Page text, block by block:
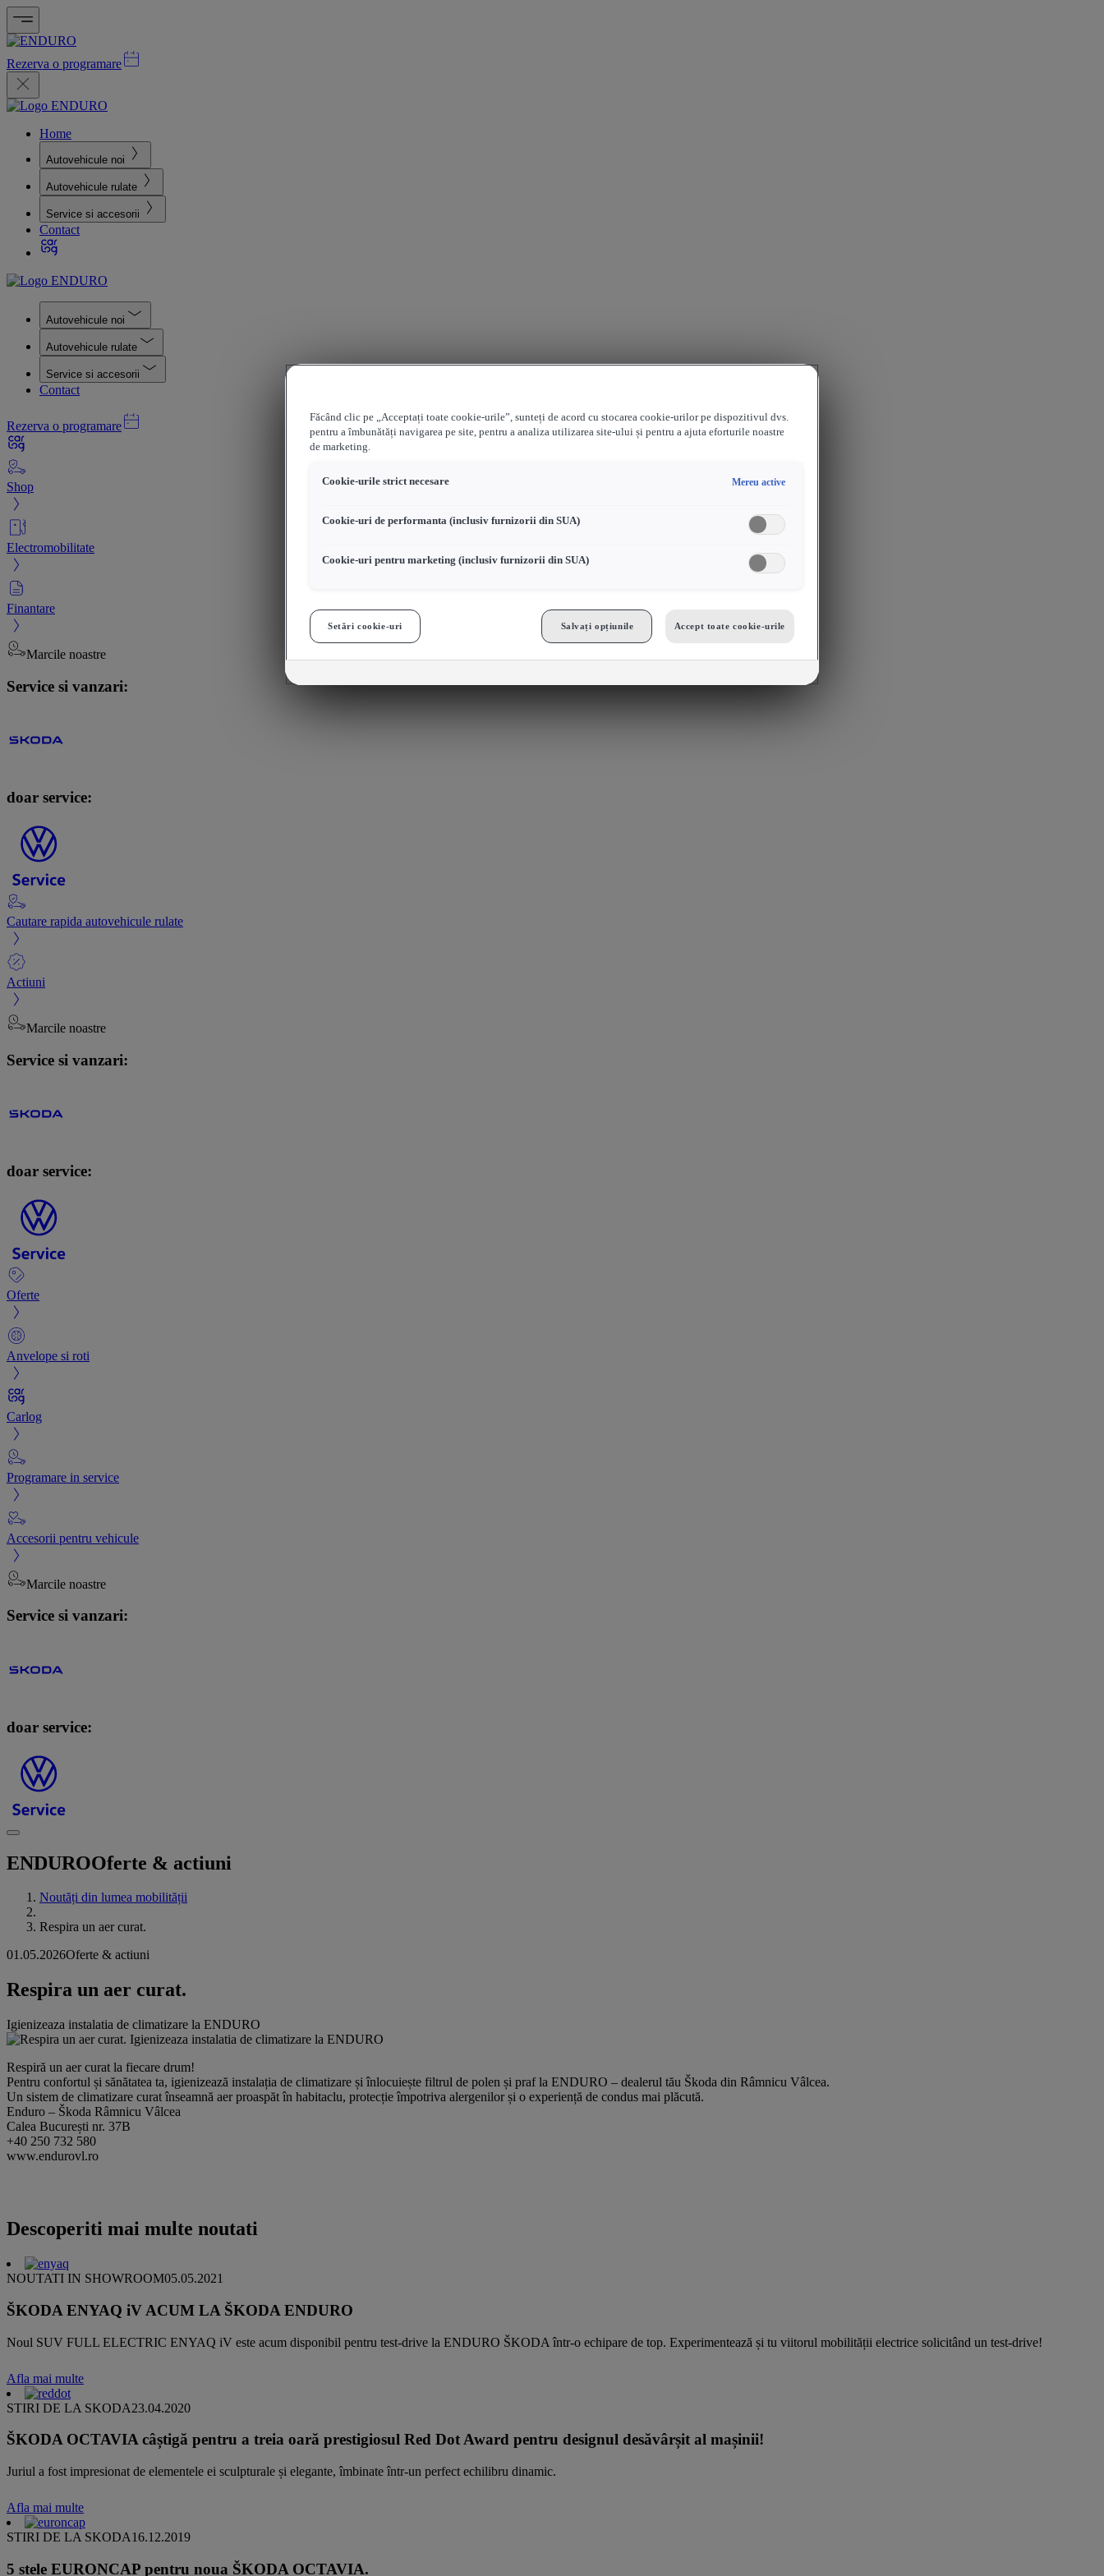
Rezerva o programare
Home
Autovehicule noi
Autovehicule rulate
Service si accesorii
Contact
Autovehicule noi
Autovehicule rulate
Service si accesorii
Contact
Rezerva o programare
Shop
Electromobilitate
Finantare
Marcile noastre
Service si vanzari:
doar service:
Cautare rapida autovehicule rulate
Actiuni
Marcile noastre
Service si vanzari:
doar service:
Oferte
Anvelope si roti
Carlog
Programare in service
Accesorii pentru vehicule
Marcile noastre
Service si vanzari:
doar service:
ENDUROOferte & actiuni
Noutăți din lumea mobilității
Respira un aer curat.
01.05.2026Oferte & actiuni
Respira un aer curat.
Igienizeaza instalatia de climatizare la ENDURO
Respiră un aer curat la fiecare drum!
Pentru confortul și sănătatea ta, igienizează instalația de climatizare și înlocuiește filtrul de polen și praf la ENDURO – dealerul tău Škoda din Râmnicu Vâlcea.
Un sistem de climatizare curat înseamnă aer proaspăt în habitaclu, protecție împotriva alergenilor și o experiență de condus mai plăcută.
Enduro – Škoda Râmnicu Vâlcea
Calea București nr. 37B
+40 250 732 580
www.endurovl.ro
Descoperiti mai multe noutati
NOUTATI IN SHOWROOM05.05.2021
ŠKODA ENYAQ iV ACUM LA ŠKODA ENDURO
Noul SUV FULL ELECTRIC ENYAQ iV este acum disponibil pentru test-drive la ENDURO ŠKODA într-o echipare de top. Experimentează și tu viitorul mobilității electrice solicitând un test-drive!
Afla mai multe
STIRI DE LA SKODA23.04.2020
ŠKODA OCTAVIA câștigă pentru a treia oară prestigiosul Red Dot Award pentru designul desăvârșit al mașinii!
Juriul a fost impresionat de elementele ei sculpturale și elegante, îmbinate într-un perfect echilibru dinamic.
Afla mai multe
STIRI DE LA SKODA16.12.2019
5 stele EURONCAP pentru noua ŠKODA OCTAVIA.
Făcând clic pe „Acceptați toate cookie-urile”, sunteți de acord cu stocarea cookie-urilor pe dispozitivul dvs.
pentru a îmbunătăți navigarea pe site, pentru a analiza utilizarea site-ului și pentru a ajuta eforturile noastre
de marketing.
Cookie-urile strict necesare Mereu active
Cookie-uri de performanta (inclusiv furnizorii din SUA)
Cookie-uri pentru marketing (inclusiv furnizorii din SUA)
Setări cookie-uri Salvați opțiunile Accept toate cookie-urile